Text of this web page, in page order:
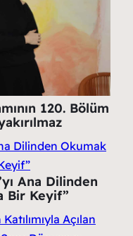
120. Bölüm
Ana Dilinden
Bir Keyif”